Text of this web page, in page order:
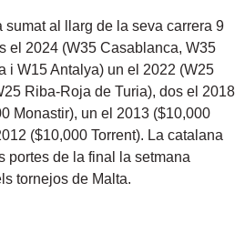
sumat al llarg de la seva carrera 9
el 2024 (W35 Casablanca, W35
i W15 Antalya) un el 2022 (W25
Riba-Roja de Turia), dos el 2018
Monastir), un el 2013 ($10,000
($10,000 Torrent). La catalana
portes de la final la setmana
tornejos de Malta.